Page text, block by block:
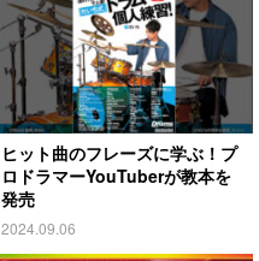
ヒット曲のフレーズに学ぶ！プ
ロドラマーYouTuberが教本を
発売
2024.09.06